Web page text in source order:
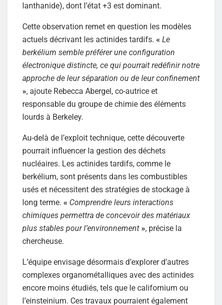
lanthanide), dont l’état +3 est dominant.
Cette observation remet en question les modèles
actuels décrivant les actinides tardifs. « Le
berkélium semble préférer une configuration
électronique distincte, ce qui pourrait redéfinir notre
approche de leur séparation ou de leur confinement
», ajoute Rebecca Abergel, co-autrice et
responsable du groupe de chimie des éléments
lourds à Berkeley.
Au-delà de l’exploit technique, cette découverte
pourrait influencer la gestion des déchets
nucléaires. Les actinides tardifs, comme le
berkélium, sont présents dans les combustibles
usés et nécessitent des stratégies de stockage à
long terme. « Comprendre leurs interactions
chimiques permettra de concevoir des matériaux
plus stables pour l’environnement », précise la
chercheuse.
L’équipe envisage désormais d’explorer d’autres
complexes organométalliques avec des actinides
encore moins étudiés, tels que le californium ou
l’einsteinium. Ces travaux pourraient également